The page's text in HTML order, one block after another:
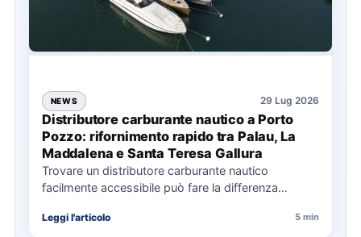
NEWS 29 Lug 2026
Distributore carburante nautico a Porto
Pozzo: rifornimento rapido tra Palau, La
Maddalena e Santa Teresa Gallura
Trovare un distributore carburante nautico
facilmente accessibile può fare la differenza
soprattutto…
Leggi l'articolo 5 min